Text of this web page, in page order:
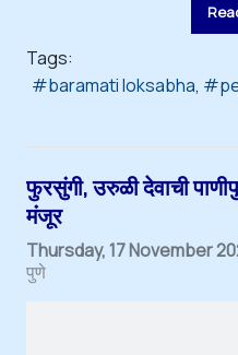
Tags:
baramati loksabha
फुरसुंगी, उरुळी देवाची
मंजूर
Thursday, 17 November
पुणे